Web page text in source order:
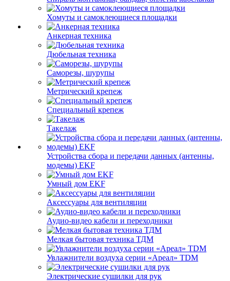
Хомуты и самоклеющиеся площадки
Анкерная техника
Дюбельная техника
Саморезы, шурупы
Метрический крепеж
Специальный крепеж
Такелаж
Устройства сбора и передачи данных (антенны,
модемы) EKF
Умный дом EKF
Аксессуары для вентиляции
Аудио-видео кабели и переходники
Мелкая бытовая техника ТДМ
Увлажнители воздуха серии «Ареал» TDM
Электрические сушилки для рук